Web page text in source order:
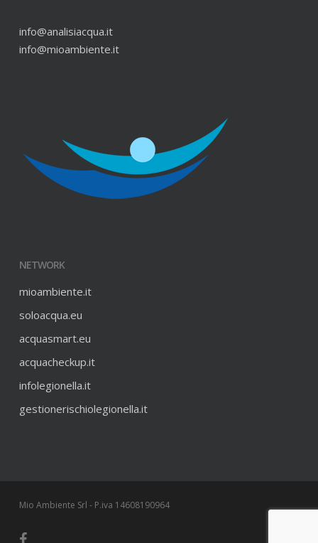
info@analisiacqua.it
info@mioambiente.it
NETWORK
mioambiente.it
soloacqua.eu
acquasmart.eu
acquacheckup.it
infolegionella.it
gestionerischiolegionella.it
Mio Ambiente Srl - P.iva 14608190964
facebook